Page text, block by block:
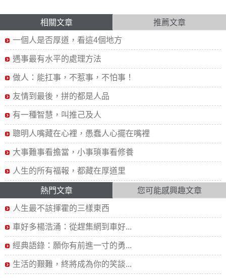
相關文章 推薦文章
一個人是否厚道，看這4個地方
遇事最有水平的處理方法
做人：能扛事，不惹事，不怕事！
友情到最後，拼的都是人品
有一種智慧，叫推己及人
聰明人嘴藏在心裡，愚蠢人心擺在嘴裡
大事難事看擔當，小事瑣事看修養
人生的所有福報，都藏在厚道里
熱門文章 您可能感興趣文章
人生最不該揮霍的三樣東西
車好多楊浩涌：從趕集網到車好...
經典語錄：願你有前進一寸的勇...
生活的艱難，終將成為你的笑談...